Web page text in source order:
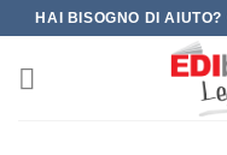
Salta
contenuti
HAI BISOGNO DI